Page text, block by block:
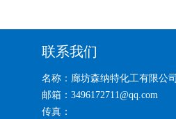
联系我们
名称：廊坊森纳特化工有限公司
邮箱：3496172711@qq.com
传真：